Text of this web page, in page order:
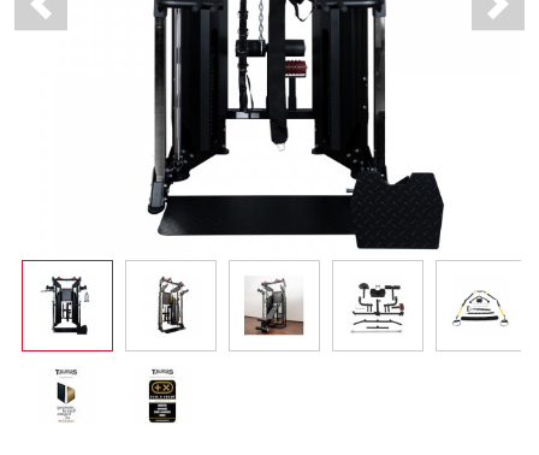
Previous Next